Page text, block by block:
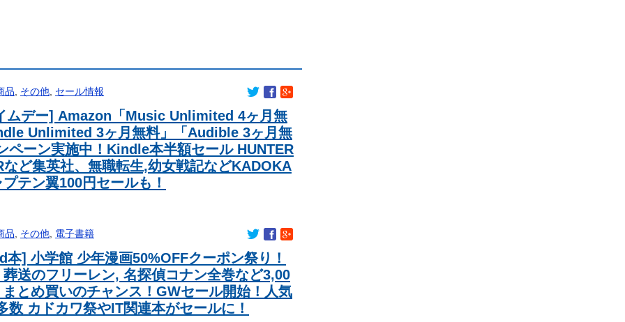
ぞ！！
写化して｣
にて、プリコネ×ウマ娘コラボの開催について告知が！？今秋
と。※動画リンク有
ァード一括で買えちゃう私って素敵」→画像にアレが写ってし
発の聖地”になってる」
の反対勢力として左遷
が店舗をオープン
品 その他 セール情報
ムデー] Amazon「Music Unlimited 4ヶ月無
Unlimited 3ヶ月無料」「Audible 3ヶ月無
ペーン実施中！Kindle本半額セール HUNTER
など集英社、無職転生,幼女戦記などKADOKA
テン翼100円セールも！
品 その他 電子書籍
本] 小学館 少年漫画50%OFFクーポン祭り！
葬送のフリーレン, 名探偵コナン全巻など3,00
とめ買いのチャンス！GWセール開始！人気
数 カドカワ祭やIT関連本がセールに！